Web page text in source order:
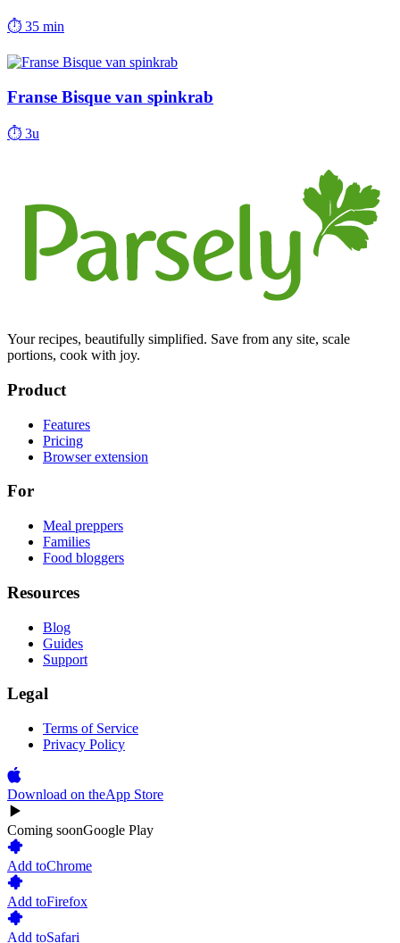
⏱ 35 min
Franse Bisque van spinkrab
⏱ 3u
Your recipes, beautifully simplified. Save from any site, scale
portions, cook with joy.
Product
Features
Pricing
Browser extension
For
Meal preppers
Families
Food bloggers
Resources
Blog
Guides
Support
Legal
Terms of Service
Privacy Policy
Download on theApp Store
Coming soonGoogle Play
Add toChrome
Add toFirefox
Add toSafari